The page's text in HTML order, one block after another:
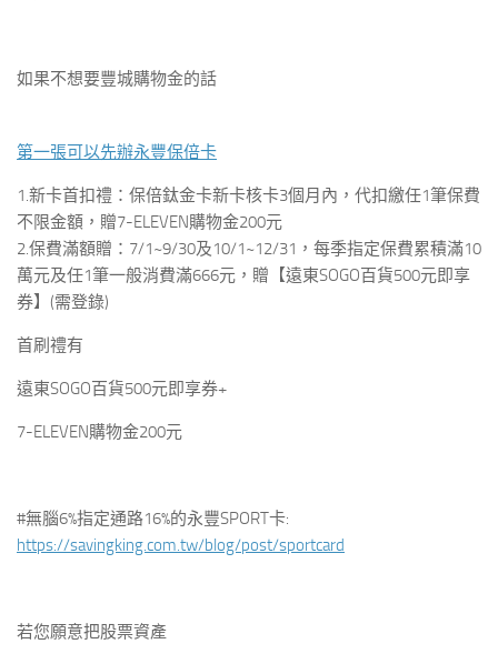
如果不想要豐城購物金的話
第一張可以先辦永豐保倍卡
1.新卡首扣禮： 保倍鈦金卡新卡核卡3個月內，代扣繳任1筆保費
不限金額，贈7-ELEVEN購物金200元
2.保費滿額贈： 7/1~9/30及10/1~12/31，每季指定保費累積滿10
萬元及任1筆一般消費滿666元，贈【遠東SOGO百貨500元即享
券】(需登錄)
首刷禮有
遠東SOGO百貨500元即享券+
7-ELEVEN購物金200元
#無腦6%指定通路16%的永豐SPORT卡:
https://savingking.com.tw/blog/post/sportcard
若您願意把股票資產